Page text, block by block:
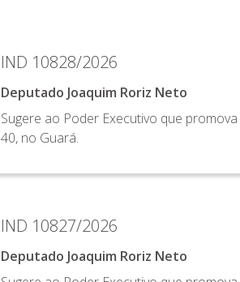
IND 10828/2026
Deputado Joaquim Roriz Neto
Sugere ao Poder Executivo que
40, no Guará.
IND 10827/2026
Deputado Joaquim Roriz Neto